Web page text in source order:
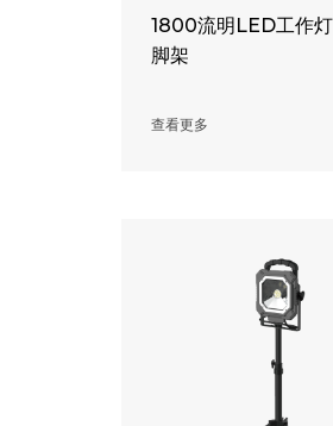
1800流明LED工作
脚架
查看更多